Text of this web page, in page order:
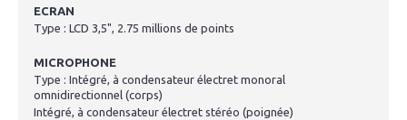
ECRAN
Type : LCD 3,5", 2.75 millions de points
MICROPHONE
Type : Intégré, à condensateur électret monoral
omnidirectionnel (corps)
Intégré, à condensateur électret stéréo (poignée)